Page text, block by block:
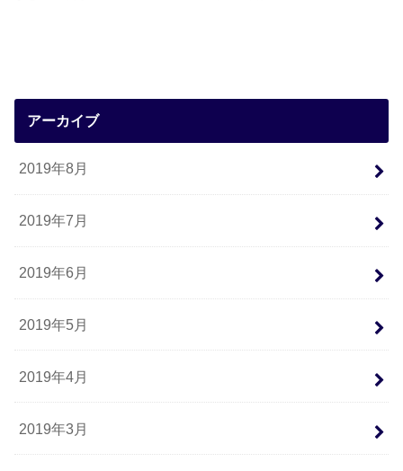
アーカイブ
2019年8月
2019年7月
2019年6月
2019年5月
2019年4月
2019年3月